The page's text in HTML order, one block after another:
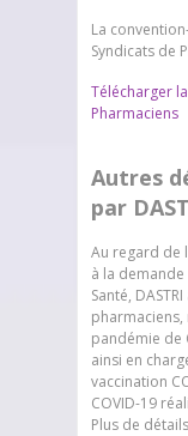
La
Syndicats de
Télécharger
Pharmaciens
Autres
par
Au regard de
à la
Santé,
pandémie de
ainsi en
vaccination
COVID-19
Plus de